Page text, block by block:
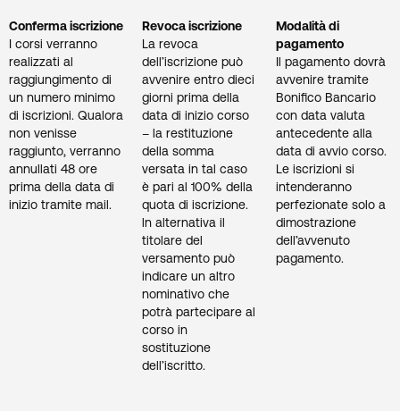
Conferma iscrizione
I corsi verranno
realizzati al
raggiungimento di
un numero minimo
di iscrizioni. Qualora
non venisse
raggiunto, verranno
annullati 48 ore
prima della data di
inizio tramite mail.
Revoca iscrizione
La revoca
dell’iscrizione può
avvenire entro dieci
giorni prima della
data di inizio corso
– la restituzione
della somma
versata in tal caso
è pari al 100% della
quota di iscrizione.
ln alternativa il
titolare del
versamento può
indicare un altro
nominativo che
potrà partecipare al
corso in
sostituzione
dell’iscritto.
Modalità di
pagamento
Il pagamento dovrà
avvenire tramite
Bonifico Bancario
con data valuta
antecedente alla
data di avvio corso.
Le iscrizioni si
intenderanno
perfezionate solo a
dimostrazione
dell’avvenuto
pagamento.